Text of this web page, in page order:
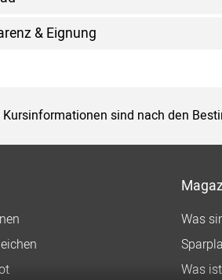
& Eignung
sind nach den
Was
Was